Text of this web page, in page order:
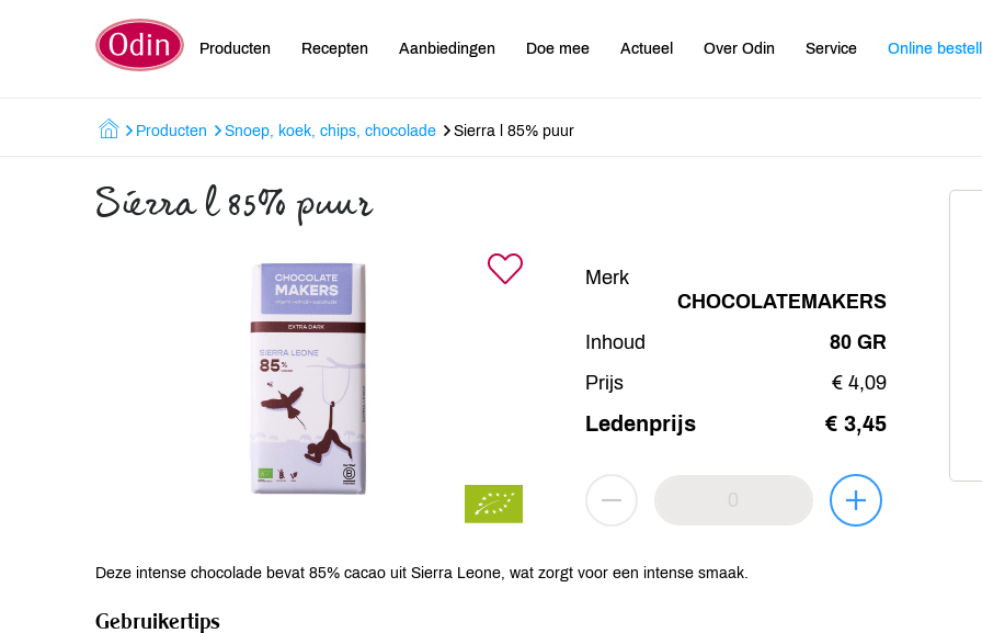
Producten Recepten Aanbiedingen Doe mee Actueel Over Odin Service Online
Producten Snoep, koek, chips, chocolade Sierra l 85% puur
Sierra l 85% puur
Merk
CHOCOLATEMAKERS
Inhoud
80 GR
Prijs
€ 4,09
Ledenprijs € 3,45
Deze intense chocolade bevat 85% cacao uit Sierra Leone, wat zorgt voor een intense smaak.
Gebruikertips